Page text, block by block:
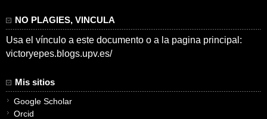
NO PLAGIES, VINCULA
Usa el vínculo a este documento o a la pagina principal:
victoryepes.blogs.upv.es/
Mis sitios
Google Scholar
Orcid